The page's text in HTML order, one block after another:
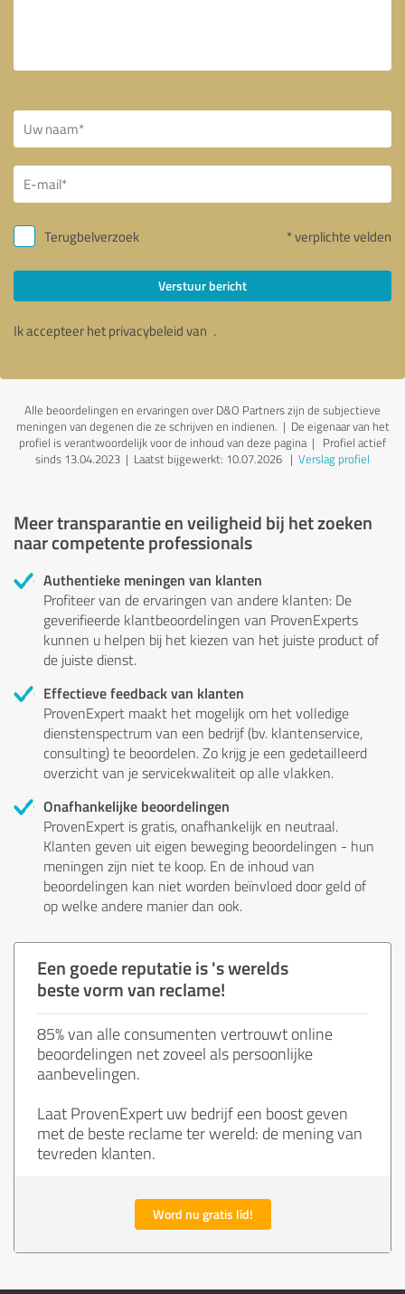
Terugbelverzoek * verplichte velden
Verstuur bericht
Ik accepteer het privacybeleid van .
Alle beoordelingen en ervaringen over D&O Partners zijn de subjectieve
meningen van degenen die ze schrijven en indienen. | De eigenaar van het
profiel is verantwoordelijk voor de inhoud van deze pagina| Profiel actief
sinds 13.04.2023 | Laatst bijgewerkt: 10.07.2026 | Verslag profiel
Meer transparantie en veiligheid bij het zoeken
naar competente professionals
Authentieke meningen van klanten
Profiteer van de ervaringen van andere klanten: De
geverifieerde klantbeoordelingen van ProvenExperts
kunnen u helpen bij het kiezen van het juiste product of
de juiste dienst.
Effectieve feedback van klanten
ProvenExpert maakt het mogelijk om het volledige
dienstenspectrum van een bedrijf (bv. klantenservice,
consulting) te beoordelen. Zo krijg je een gedetailleerd
overzicht van je servicekwaliteit op alle vlakken.
Onafhankelijke beoordelingen
ProvenExpert is gratis, onafhankelijk en neutraal.
Klanten geven uit eigen beweging beoordelingen - hun
meningen zijn niet te koop. En de inhoud van
beoordelingen kan niet worden beïnvloed door geld of
op welke andere manier dan ook.
Een goede reputatie is 's werelds
beste vorm van reclame!
85% van alle consumenten vertrouwt online
beoordelingen net zoveel als persoonlijke
aanbevelingen.
Laat ProvenExpert uw bedrijf een boost geven
met de beste reclame ter wereld: de mening van
tevreden klanten.
Word nu gratis lid!